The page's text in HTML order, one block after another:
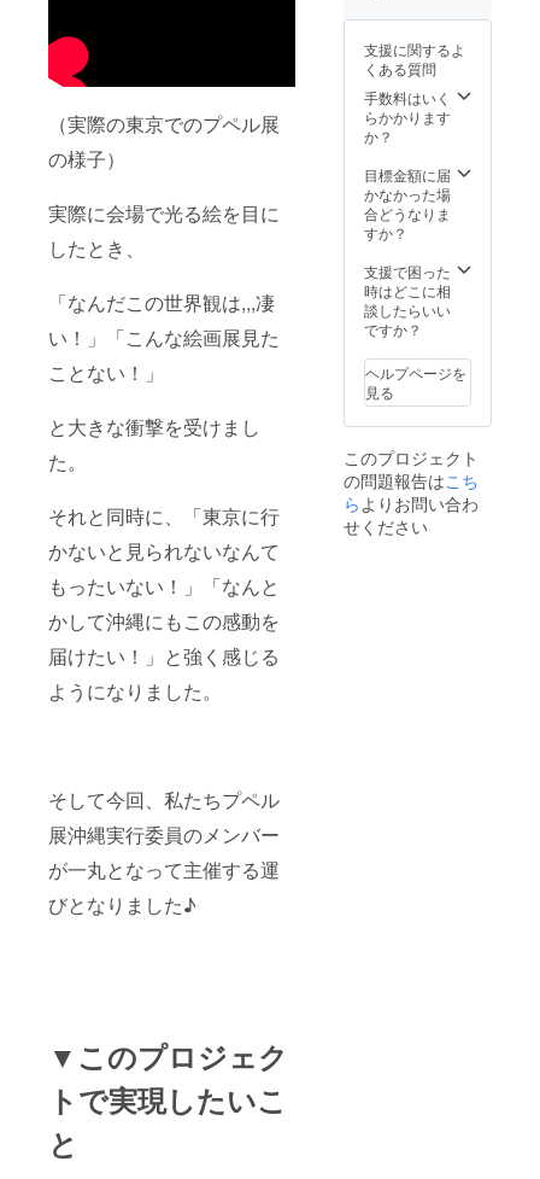
（実際の東京でのプペル展
の様子）
実際に会場で光る絵を目に
したとき、
「なんだこの世界観は,,,凄
い！」「こんな絵画展見た
ことない！」
と大きな衝撃を受けまし
た。
それと同時に、「東京に行
かないと見られないなんて
もったいない！」「なんと
かして沖縄にもこの感動を
届けたい！」と強く感じる
ようになりました。
そして今回、私たちプペル
展沖縄実行委員のメンバー
が一丸となって主催する運
びとなりました♪
▼このプロジェク
トで実現したいこ
と
うちど
こに座
るか
は、当
日先着
で受付
優先的
に自由
席とさ
ます。
る西野
トーク
ショー
に参加
できる
方の
支援お
願いし
ます。
それ以
は、上
記のリ
ターン
へご支
いしま
す。 ※
お食事
券は、
以上で
ご来店
の際】
にご利
用いた
支援に関するよ
くある質問
手数料はいく
らかかります
か？
目標金額に届
かなかった場
合どうなりま
すか？
支援で困った
時はどこに相
談したらいい
ですか？
ヘルプページを
見る
このプロジェクト
の問題報告はこち
らよりお問い合わ
せください